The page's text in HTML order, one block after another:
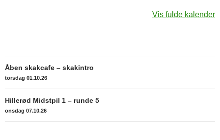
Vis fulde kalender
Indlægsnavigation
Åben skakcafe – skakintro
torsdag 01.10.26
Hillerød Midstpil 1 – runde 5
onsdag 07.10.26